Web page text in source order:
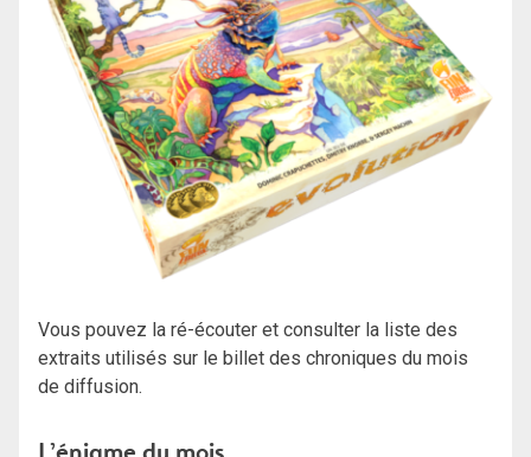
Vous pouvez la ré-écouter et consulter la liste des
extraits utilisés sur le billet des chroniques du mois
de diffusion.